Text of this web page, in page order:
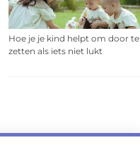
Hoe je je kind helpt om door te
zetten als iets niet lukt